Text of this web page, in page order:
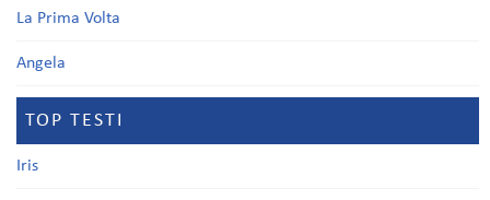
La Prima Volta
Angela
TOP TESTI
Iris